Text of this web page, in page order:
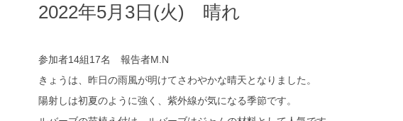
2022年5月3日(火) 晴れ
参加者14組17名 報告者M.N
きょうは、昨日の雨風が明けてさわやかな晴天となりました。
陽射しは初夏のように強く、紫外線が気になる季節です。